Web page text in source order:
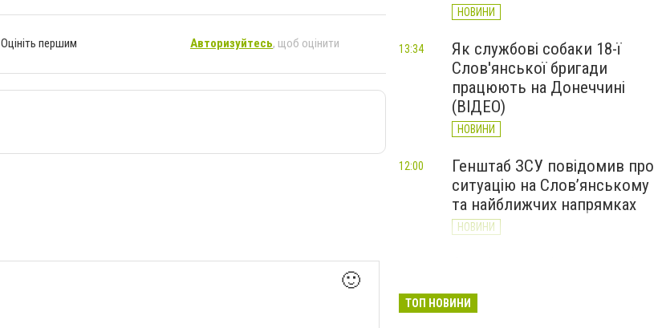
Оцініть першим Авторизуйтесь, щоб оцінити
🙂
НОВИНИ
Як службові собаки 18-ї
Слов'янської бригади
працюють на Донеччині
(ВІДЕО)
НОВИНИ
13:34
Генштаб ЗСУ повідомив про
ситуацію на Слов’янському
та найближчих напрямках
НОВИНИ
12:00
великої війни: 7 серпня
ТОП НОВИНИ